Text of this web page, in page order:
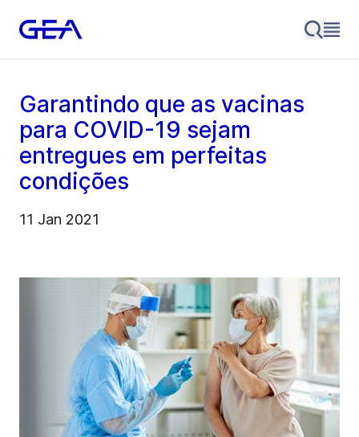
Garantindo que as vacinas
para COVID-19 sejam
entregues em perfeitas
condições
11 Jan 2021